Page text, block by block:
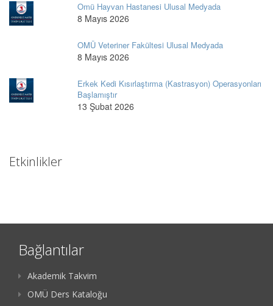
Omü Hayvan Hastanesi Ulusal Medyada
8 Mayıs 2026
OMÜ Veteriner Fakültesi Ulusal Medyada
8 Mayıs 2026
Erkek Kedi Kısırlaştırma (Kastrasyon) Operasyonları
Başlamıştır
13 Şubat 2026
Etkinlikler
Bağlantılar
Akademik Takvim
OMÜ Ders Kataloğu